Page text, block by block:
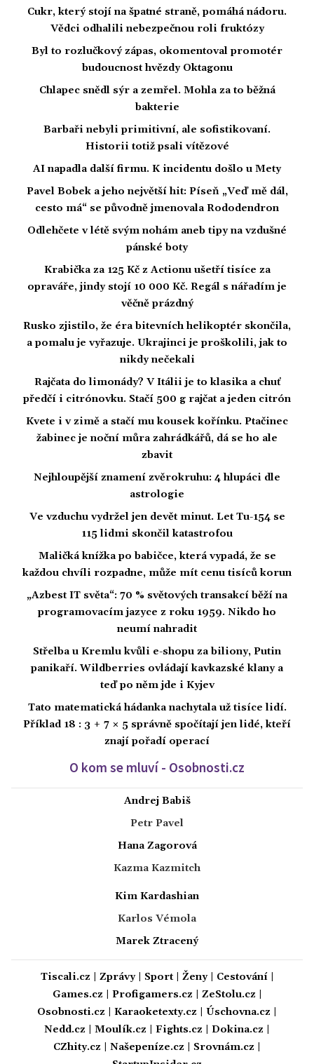
Cukr, který stojí na špatné straně, pomáhá nádoru.
Vědci odhalili nebezpečnou roli fruktózy
Byl to rozlučkový zápas, okomentoval promotér
budoucnost hvězdy Oktagonu
Chlapec snědl sýr a zemřel. Mohla za to běžná
bakterie
Barbaři nebyli primitivní, ale sofistikovaní.
Historii totiž psali vítězové
AI napadla další firmu. K incidentu došlo u Mety
Pavel Bobek a jeho největší hit: Píseň „Veď mě dál,
cesto má“ se původně jmenovala Rododendron
Odlehčete v létě svým nohám aneb tipy na vzdušné
pánské boty
Krabička za 125 Kč z Actionu ušetří tisíce za
opraváře, jindy stojí 10 000 Kč. Regál s nářadím je
věčně prázdný
Rusko zjistilo, že éra bitevních helikoptér skončila,
a pomalu je vyřazuje. Ukrajinci je proškolili, jak to
nikdy nečekali
Rajčata do limonády? V Itálii je to klasika a chuť
předčí i citrónovku. Stačí 500 g rajčat a jeden citrón
Kvete i v zimě a stačí mu kousek kořínku. Ptačinec
žabinec je noční můra zahrádkářů, dá se ho ale
zbavit
Nejhloupější znamení zvěrokruhu: 4 hlupáci dle
astrologie
Ve vzduchu vydržel jen devět minut. Let Tu-154 se
115 lidmi skončil katastrofou
Maličká knížka po babičce, která vypadá, že se
každou chvíli rozpadne, může mít cenu tisíců korun
„Azbest IT světa“: 70 % světových transakcí běží na
programovacím jazyce z roku 1959. Nikdo ho
neumí nahradit
Střelba u Kremlu kvůli e-shopu za biliony, Putin
panikaří. Wildberries ovládají kavkazské klany a
teď po něm jde i Kyjev
Tato matematická hádanka nachytala už tisíce lidí.
Příklad 18 : 3 + 7 × 5 správně spočítají jen lidé, kteří
znají pořadí operací
O kom se mluví - Osobnosti.cz
Andrej Babiš
Petr Pavel
Hana Zagorová
Kazma Kazmitch
Kim Kardashian
Karlos Vémola
Marek Ztracený
Tiscali.cz Zprávy| Sport| Ženy| Cestování|
Games.cz
Profigamers.cz ZeStolu.cz
Osobnosti.cz
Karaoketexty.cz Úschovna.cz
Nedd.cz
Moulík.cz Fights.cz Dokina.cz
CZhity.cz
Našepeníze.cz Srovnám.cz